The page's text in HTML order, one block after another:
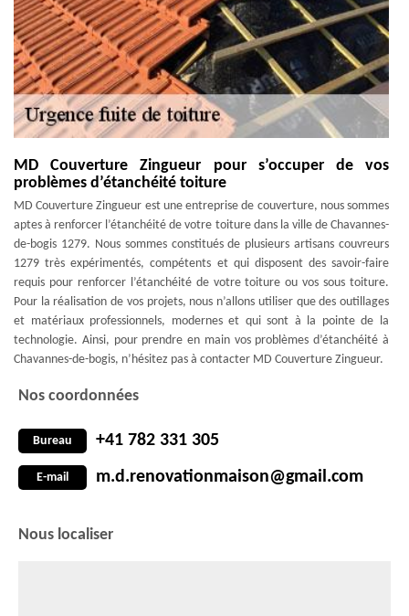
MD Couverture Zingueur pour s’occuper de vos
problèmes d’étanchéité toiture
MD Couverture Zingueur est une entreprise de couverture, nous sommes
aptes à renforcer l’étanchéité de votre toiture dans la ville de Chavannes-
de-bogis 1279. Nous sommes constitués de plusieurs artisans couvreurs
1279 très expérimentés, compétents et qui disposent des savoir-faire
requis pour renforcer l’étanchéité de votre toiture ou vos sous toiture.
Pour la réalisation de vos projets, nous n’allons utiliser que des outillages
et matériaux professionnels, modernes et qui sont à la pointe de la
technologie. Ainsi, pour prendre en main vos problèmes d’étanchéité à
Chavannes-de-bogis, n’hésitez pas à contacter MD Couverture Zingueur.
Nos coordonnées
Bureau +41 782 331 305
E-mail m.d.renovationmaison@gmail.com
Nous localiser